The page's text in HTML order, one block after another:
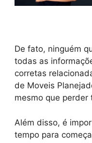
De fato, ninguém
todas as
corretas
de Moveis
mesmo que perder
Além disso, é
tempo para